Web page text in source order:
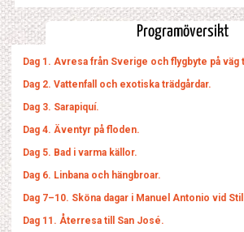
Programöversikt
Dag 1. Avresa från Sverige och flygbyte på väg
Dag 2. Vattenfall och exotiska trädgårdar.
Dag 3. Sarapiquí.
Dag 4. Äventyr på floden.
Dag 5. Bad i varma källor.
Dag 6. Linbana och hängbroar.
Dag 7–10. Sköna dagar i Manuel Antonio vid
Dag 11. Återresa till San José.